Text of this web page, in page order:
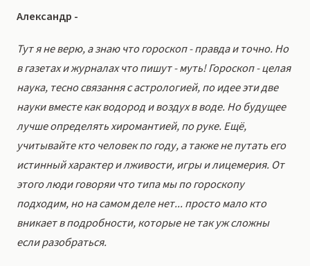
Александр -
Тут я не верю, а знаю что гороскоп - правда и точно. Но
в газетах и журналах что пишут - муть! Гороскоп - целая
наука, тесно связання с астрологией, по идее эти две
науки вместе как водород и воздух в воде. Но будущее
лучше определять хиромантией, по руке. Ещё,
учитывайте кто человек по году, а также не путать его
истинный характер и лживости, игры и лицемерия. От
этого люди говоряи что типа мы по гороскопу
подходим, но на самом деле нет... просто мало кто
вникает в подробности, которые не так уж сложны
если разобраться.